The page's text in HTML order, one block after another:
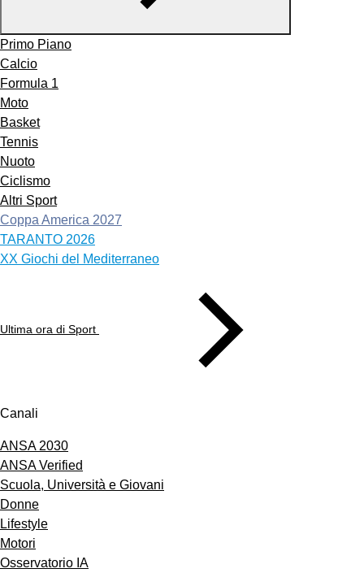
Primo Piano
Calcio
Formula 1
Moto
Basket
Tennis
Nuoto
Ciclismo
Altri Sport
Coppa America 2027
TARANTO 2026
XX Giochi del Mediterraneo
Ultima ora di Sport
Canali
ANSA 2030
ANSA Verified
Scuola, Università e Giovani
Donne
Lifestyle
Motori
Osservatorio IA